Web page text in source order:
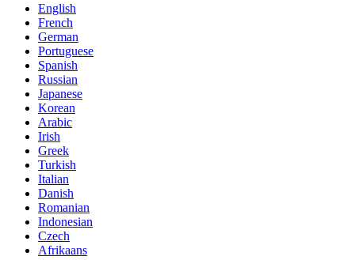
English
French
German
Portuguese
Spanish
Russian
Japanese
Korean
Arabic
Irish
Greek
Turkish
Italian
Danish
Romanian
Indonesian
Czech
Afrikaans